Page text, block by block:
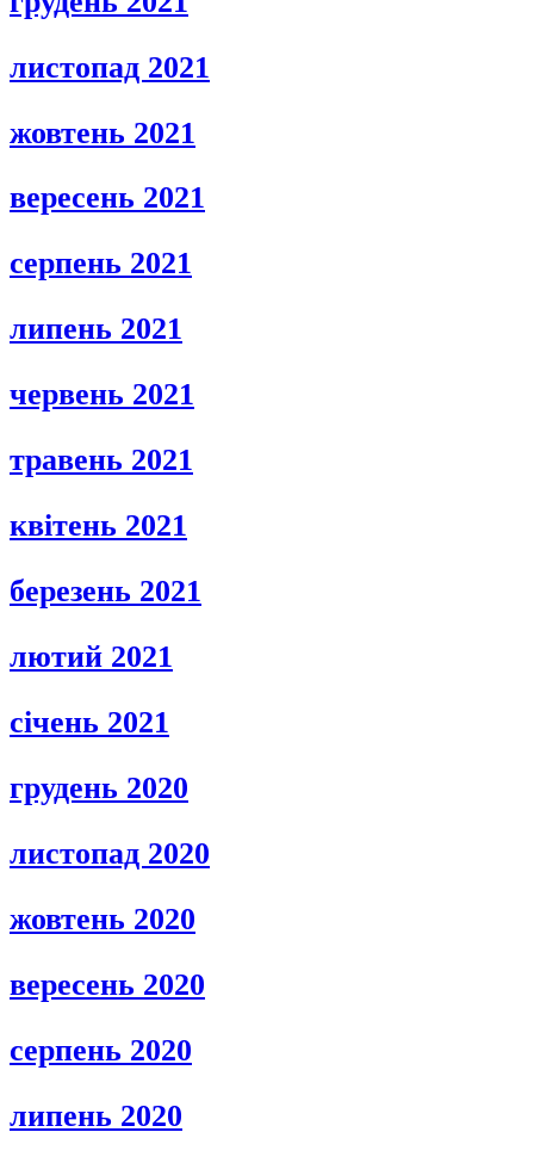
листопад 2021
жовтень 2021
вересень 2021
серпень 2021
липень 2021
червень 2021
травень 2021
квітень 2021
березень 2021
лютий 2021
січень 2021
грудень 2020
листопад 2020
жовтень 2020
вересень 2020
серпень 2020
липень 2020